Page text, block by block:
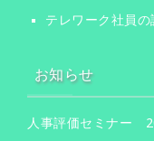
テレワーク社員
お知らせ
人事評価セミナー